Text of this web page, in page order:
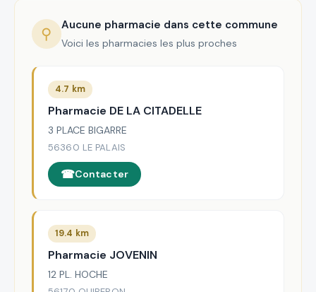
⚲ Aucune pharmacie dans cette commune
Voici les pharmacies les plus proches
4.7 km
Pharmacie DE LA CITADELLE
3 PLACE BIGARRE
56360 LE PALAIS
Contacter
19.4 km
Pharmacie JOVENIN
12 PL. HOCHE